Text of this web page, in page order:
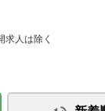
人は除く